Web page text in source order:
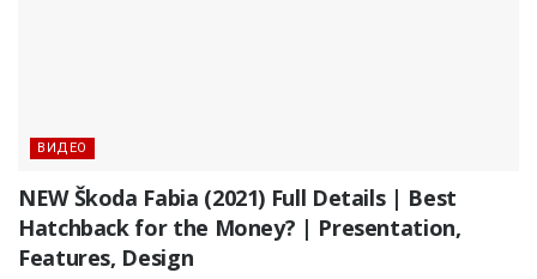
ВИДЕО
NEW Škoda Fabia (2021) Full Details | Best
Hatchback for the Money? | Presentation,
Features, Design